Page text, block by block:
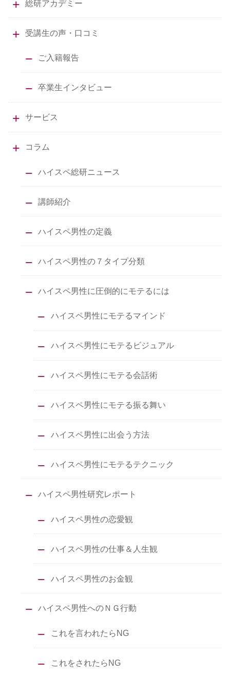
総研アカデミー
受講生の声・口コミ
ご入籍報告
卒業生インタビュー
サービス
コラム
ハイスペ総研ニュース
講師紹介
ハイスペ男性の定義
ハイスペ男性の７タイプ分類
ハイスペ男性に圧倒的にモテるには
ハイスペ男性にモテるマインド
ハイスペ男性にモテるビジュアル
ハイスペ男性にモテる会話術
ハイスペ男性にモテる振る舞い
ハイスペ男性に出会う方法
ハイスペ男性にモテるテクニック
ハイスペ男性研究レポート
ハイスペ男性の恋愛観
ハイスペ男性の仕事＆人生観
ハイスペ男性のお金観
ハイスペ男性へのＮＧ行動
これを言われたらNG
これをされたらNG